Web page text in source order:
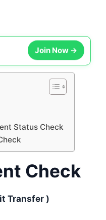
Join Now →
Status Check
Check
Transfer )